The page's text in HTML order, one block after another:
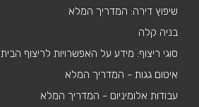
שיפוץ דירה: המדריך המלא
בניה קלה
סוגי ריצוף: מידע על האפשרויות לריצוף הבית
איטום גגות - המדריך המלא
עבודות אלומיניום - המדריך המלא